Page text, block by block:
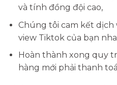
và tính đồng đội cao,
Chúng tôi cam kết dịch
view Tiktok của bạn
Hoàn thành xong quy
hàng mới phải thanh